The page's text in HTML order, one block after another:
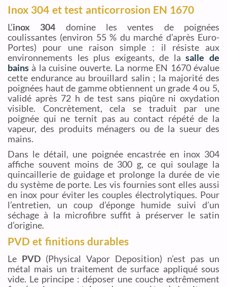
Inox 304 et test anticorrosion EN 1670
L’inox 304 domine les ventes de poignées
coulissantes (environ 55 % du marché d’après Euro-
Portes) pour une raison simple : il résiste aux
environnements les plus exigeants, de lasalle de
bains à la cuisine ouverte. La norme EN 1670 évalue
cette endurance au brouillard salin ; la majorité des
poignées haut de gamme obtiennent un grade 4 ou 5,
validé après 72 h de test sans piqûre ni oxydation
visible. Concrètement, cela se traduit par une
poignée qui ne ternit pas au contact répété de la
vapeur, des produits ménagers ou de la sueur des
mains.
Dans le détail, une poignée encastrée en inox 304
affiche souvent moins de 300 g, ce qui soulage la
quincaillerie de guidage et prolonge la durée de vie
du système de porte. Les vis fournies sont elles aussi
en inox pour éviter les couples électrolytiques. Pour
l’entretien, un coup d’éponge humide suivi d’un
séchage à la microfibre suffit à préserver le satin
d’origine.
PVD et finitions durables
Le PVD (Physical Vapor Deposition) n’est pas un
métal mais un traitement de surface appliqué sous
vide. Le principe : déposer une couche extrêmement